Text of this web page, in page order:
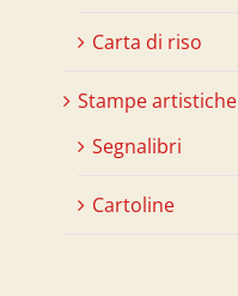
Carta di riso
Stampe artistiche
Segnalibri
Cartoline